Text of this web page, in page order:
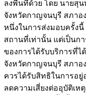
ลงพื้นที่ด้วย โดย นายสุ
จังหวัดกาญจนบุรี สภาอ
หนึ่งในการส่งมอบครั้งนี้
สถานที่เท่านั้น แต่เป็นก
ของการได้รับบริการที่ไ
จังหวัดกาญจนบุรี สภาอ
ควรได้รับสิทธิในการอ
ลดความเสี่ยงต่ออุบัติเห